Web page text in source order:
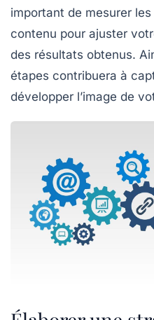
important de mesurer
contenu pour ajuster
des résultats obtenus.
étapes contribuera à
développer l’image de